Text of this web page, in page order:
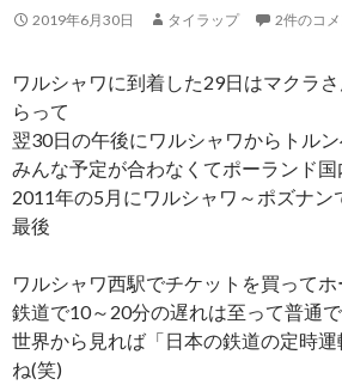
2019年6月30日 タイラップ 2件のコメ
ワルシャワに到着した29日はマクラ
らって
翌30日の午後にワルシャワからトル
みんな予定が合わなくてポーランド
2011年の5月にワルシャワ～ポズナン
最後
ワルシャワ西駅でチケットを買って
鉄道で10～20分の遅れは至って普通で
世界から見れば「日本の鉄道の定時
ね(笑)